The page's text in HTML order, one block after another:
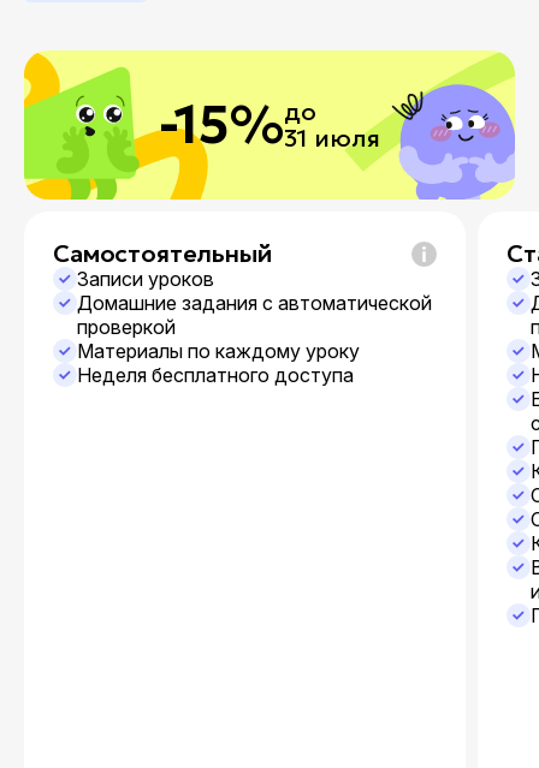
-15%до
31 июля
Самостоятельный
Записи уроков
Домашние задания с автоматической
проверкой
Материалы по каждому уроку
Неделя бесплатного доступа